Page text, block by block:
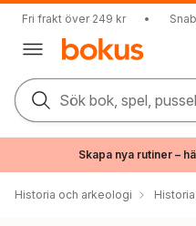
Fri frakt över 249 kr •
Sök bok, spel,
Skapa nya rutiner –
Historia och arkeologi Historia